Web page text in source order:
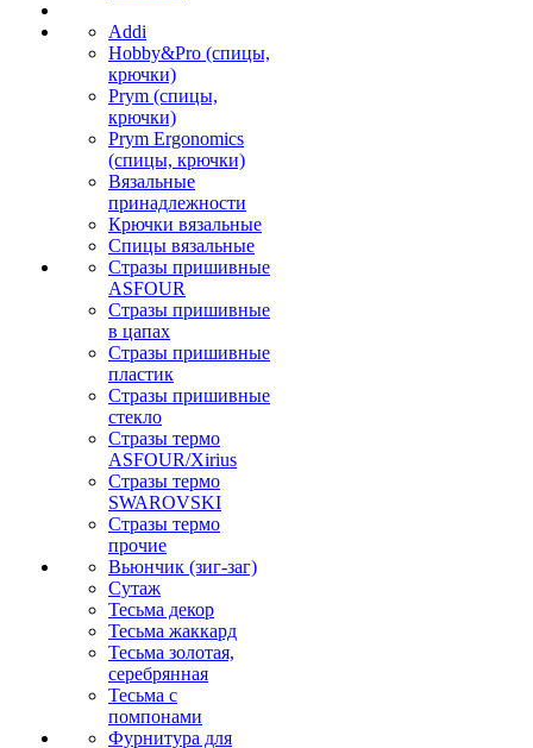
Addi
Hobby&Pro (спицы,
крючки)
Prym (спицы,
крючки)
Prym Ergonomics
(спицы, крючки)
Вязальные
принадлежности
Крючки вязальные
Спицы вязальные
Стразы пришивные
ASFOUR
Стразы пришивные
в цапах
Стразы пришивные
пластик
Стразы пришивные
стекло
Стразы термо
ASFOUR/Xirius
Стразы термо
SWAROVSKI
Стразы термо
прочие
Вьюнчик (зиг-заг)
Сутаж
Тесьма декор
Тесьма жаккард
Тесьма золотая,
серебрянная
Тесьма с
помпонами
Фурнитура для